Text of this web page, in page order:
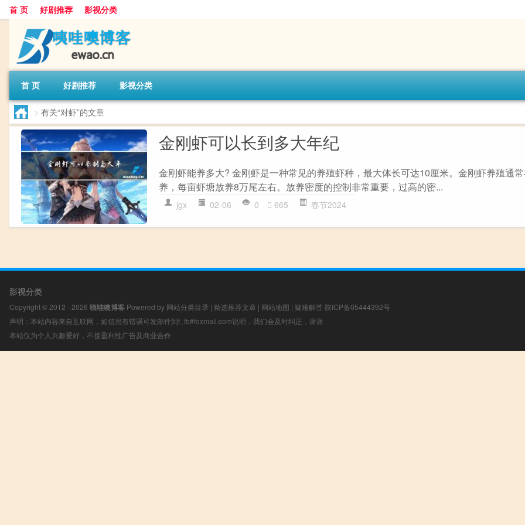
首 页 好剧推荐 影视分类
首 页 好剧推荐 影视分类
> 有关“对虾”的文章
金刚虾可以长到多大年纪
金刚虾能养多大? 金刚虾是一种常见的养殖虾种，最大体长可达10厘米。金刚虾养殖通
养，每亩虾塘放养8万尾左右。放养密度的控制非常重要，过高的密...
jgx 02-06 0 665 春节2024
影视分类
Copyright © 2012 - 2026 咦哇噢博客 Powered by 网站分类目录 | 精选推荐文章 | 网站地图 | 疑难解答 陕ICP备05444392号
声明：本站内容来自互联网，如信息有错误可发邮件到f_fb#foxmail.com说明，我们会及时纠正，谢谢
本站仅为个人兴趣爱好，不接盈利性广告及商业合作